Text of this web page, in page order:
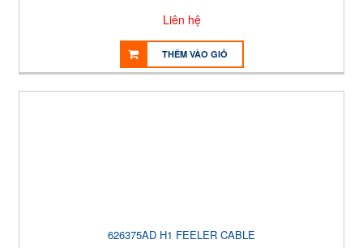
Liên hệ
THÊM VÀO GIỎ
626375AD H1 FEELER CABLE